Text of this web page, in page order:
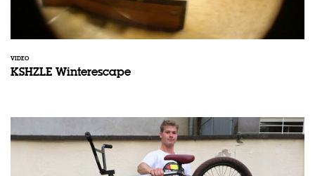
VIDEO
KSHZLE Winterescape